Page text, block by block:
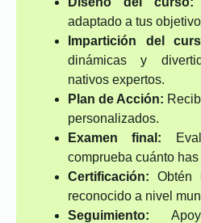
adaptado a tus
Impartición del
dinámicas y
nativos expertos.
Plan de Acción:
personalizados.
Examen final:
comprueba cuánto
Certificación: Obtén
reconocido a nivel
Seguimiento: